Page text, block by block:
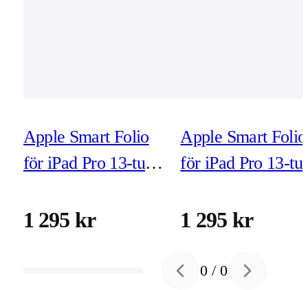
Apple Smart Folio
för iPad Pro 13-tum
1 295 kr
Apple Smart Folio
för iPad Pro 13-
1 295 kr
Previous slide
0 /0 Next slide